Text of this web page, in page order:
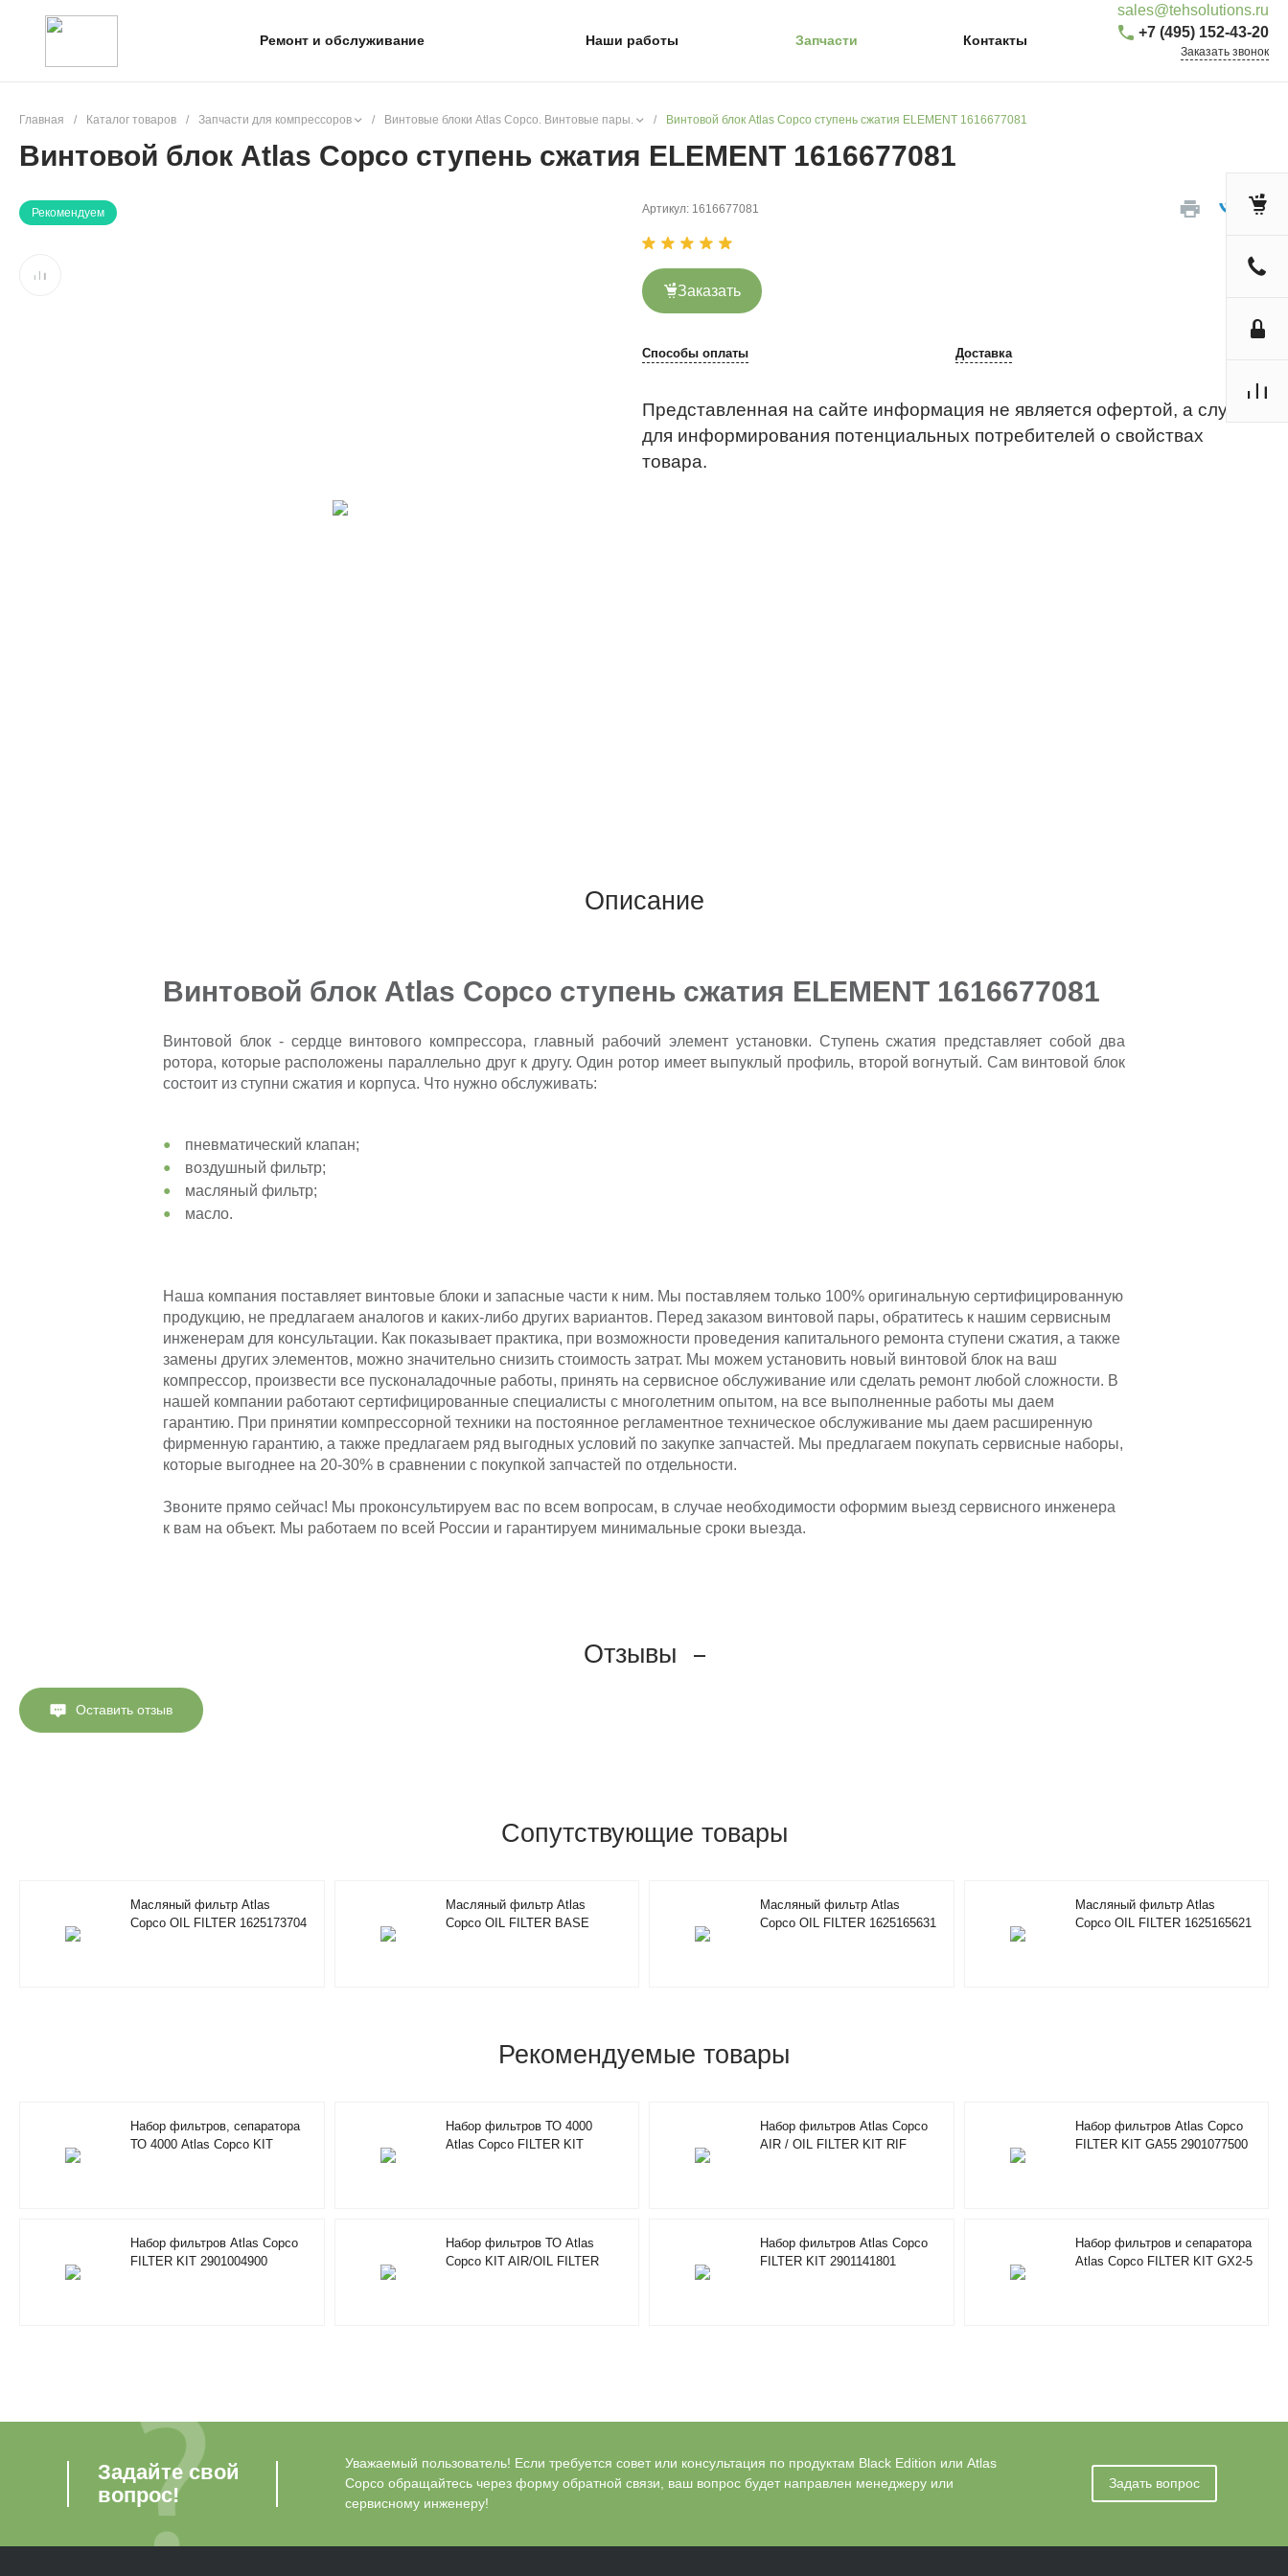
Ремонт и обслуживание Наши работы Запчасти Контакты
sales@tehsolutions.ru
+7 (495) 152-43-20
Заказать звонок
Главная / Каталог товаров / Запчасти для компрессоров / Винтовые блоки Atlas Copco. Винтовые пары. / Винтовой блок Atlas Copco ступень сжатия ELEMENT 1616677081
Винтовой блок Atlas Copco ступень сжатия ELEMENT 1616677081
Рекомендуем Артикул: 1616677081
Заказать
Способы оплаты Доставка
Представленная на сайте информация не является офертой, а служит
для информирования потенциальных потребителей о свойствах
товара.
Описание
Винтовой блок Atlas Copco ступень сжатия ELEMENT 1616677081
Винтовой блок - сердце винтового компрессора, главный рабочий элемент установки. Ступень сжатия представляет собой два
ротора, которые расположены параллельно друг к другу. Один ротор имеет выпуклый профиль, второй вогнутый. Сам винтовой блок
состоит из ступни сжатия и корпуса. Что нужно обслуживать:
пневматический клапан;
воздушный фильтр;
масляный фильтр;
масло.
Наша компания поставляет винтовые блоки и запасные части к ним. Мы поставляем только 100% оригинальную сертифицированную
продукцию, не предлагаем аналогов и каких-либо других вариантов. Перед заказом винтовой пары, обратитесь к нашим сервисным
инженерам для консультации. Как показывает практика, при возможности проведения капитального ремонта ступени сжатия, а также
замены других элементов, можно значительно снизить стоимость затрат. Мы можем установить новый винтовой блок на ваш
компрессор, произвести все пусконаладочные работы, принять на сервисное обслуживание или сделать ремонт любой сложности. В
нашей компании работают сертифицированные специалисты с многолетним опытом, на все выполненные работы мы даем
гарантию. При принятии компрессорной техники на постоянное регламентное техническое обслуживание мы даем расширенную
фирменную гарантию, а также предлагаем ряд выгодных условий по закупке запчастей. Мы предлагаем покупать сервисные наборы,
которые выгоднее на 20-30% в сравнении с покупкой запчастей по отдельности.
Звоните прямо сейчас! Мы проконсультируем вас по всем вопросам, в случае необходимости оформим выезд сервисного инженера
к вам на объект. Мы работаем по всей России и гарантируем минимальные сроки выезда.
Отзывы
Оставить отзыв
Сопутствующие товары
Масляный фильтр Atlas
Copco OIL FILTER 1625173704
Масляный фильтр Atlas
Copco OIL FILTER BASE
Масляный фильтр Atlas
Copco OIL FILTER 1625165631
Масляный фильтр Atlas
Copco OIL FILTER 1625165621
Рекомендуемые товары
Набор фильтров, сепаратора
ТО 4000 Atlas Copco KIT
Набор фильтров ТО 4000
Atlas Copco FILTER KIT
Набор фильтров Atlas Copco
AIR / OIL FILTER KIT RIF
Набор фильтров Atlas Copco
FILTER KIT GA55 2901077500
Набор фильтров Atlas Copco
FILTER KIT 2901004900
Набор фильтров ТО Atlas
Copco KIT AIR/OIL FILTER
Набор фильтров Atlas Copco
FILTER KIT 2901141801
Набор фильтров и сепаратора
Atlas Copco FILTER KIT GX2-5
Задайте свой
вопрос!
Уважаемый пользователь! Если требуется совет или консультация по продуктам Black Edition или Atlas
Copco обращайтесь через форму обратной связи, ваш вопрос будет направлен менеджеру или
сервисному инженеру!
Задать вопрос